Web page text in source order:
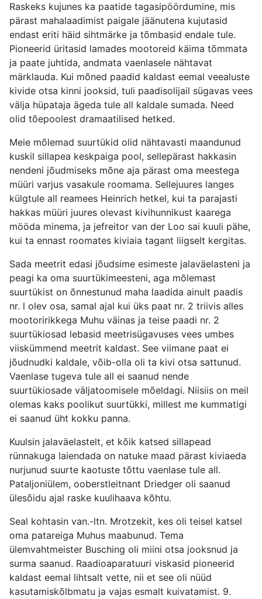
Raskeks kujunes ka paatide tagasipöördumine, mis
pärast mahalaadimist paigale jäänutena kujutasid
endast eriti häid sihtmärke ja tõmbasid endale tule.
Pioneerid üritasid lamades mootoreid käima tõmmata
ja paate juhtida, andmata vaenlasele nähtavat
märklauda. Kui mõned paadid kaldast eemal veealuste
kivide otsa kinni jooksid, tuli paadisolijail sügavas vees
välja hüpataja ägeda tule all kaldale sumada. Need
olid tõepoolest dramaatilised hetked.
Meie mõlemad suurtükid olid nähtavasti maandunud
kuskil sillapea keskpaiga pool, sellepärast hakkasin
nendeni jõudmiseks mõne aja pärast oma meestega
müüri varjus vasakule roomama. Sellejuures langes
külgtule all reamees Heinrich hetkel, kui ta parajasti
hakkas müüri juures olevast kivihunnikust kaarega
mööda minema, ja jefreitor van der Loo sai kuuli pähe,
kui ta ennast roomates kiviaia tagant liigselt kergitas.
Sada meetrit edasi jõudsime esimeste jalaväelasteni ja
peagi ka oma suurtükimeesteni, aga mõlemast
suurtükist on õnnestunud maha laadida ainult paadis
nr. l olev osa, samal ajal kui üks paat nr. 2 triivis alles
mootoririkkega Muhu väinas ja teise paadi nr. 2
suurtükiosad lebasid meetrisügavuses vees umbes
viiskümmend meetrit kaldast. See viimane paat ei
jõudnudki kaldale, võib-olla oli ta kivi otsa sattunud.
Vaenlase tugeva tule all ei saanud nende
suurtükiosade väljatoomisele mõeldagi. Niisiis on meil
olemas kaks poolikut suurtükki, millest me kummatigi
ei saanud üht kokku panna.
Kuulsin jalaväelastelt, et kõik katsed sillapead
rünnakuga laiendada on natuke maad pärast kiviaeda
nurjunud suurte kaotuste tõttu vaenlase tule all.
Pataljoniülem, ooberstleitnant Driedger oli saanud
ülesõidu ajal raske kuulihaava kõhtu.
Seal kohtasin van.-ltn. Mrotzekit, kes oli teisel katsel
oma patareiga Muhus maabunud. Tema
ülemvahtmeister Busching oli miini otsa jooksnud ja
surma saanud. Raadioaparatuuri viskasid pioneerid
kaldast eemal lihtsalt vette, nii et see oli nüüd
kasutamiskõlbmatu ja vajas esmalt kuivatamist. 9.